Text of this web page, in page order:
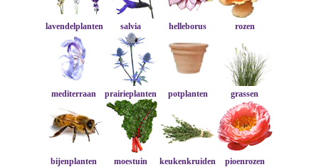
lavendelplanten salvia helleborus rozen
mediterraan prairieplanten potplanten grassen
bijenplanten moestuin keukenkruiden pioenrozen